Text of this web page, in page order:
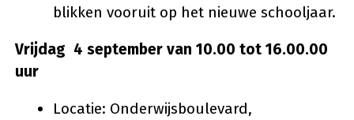
blikken vooruit op het nieuwe schooljaar.
Vrijdag 4 september van 10.00 tot 16.00.00
uur
Locatie: Onderwijsboulevard,